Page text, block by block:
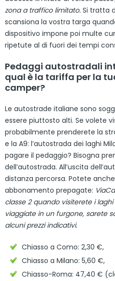
zona a traffico limitato. Si tratta
scansiona la vostra targa
dispositivo impone poi multe
ripetute al di fuori dei tempi
Pedaggi autostradali
qual è la tariffa per la
camper?
Le autostrade italiane sono
essere piuttosto alti. Se volete
probabilmente prenderete la
e la A9: l’autostrada dei laghi
pagare il pedaggio? Bisogna
dell’autostrada. All’uscita
distanza percorsa. Potete
abbonamento prepagate:
classe 2 quando visiterete i
viaggiate in un furgone, sarete
alcuni prezzi indicativi.
Chiasso a Como: 2,30 €,
Chiasso a Milano: 5,60 €,
Chiasso-Roma: 47,40 €